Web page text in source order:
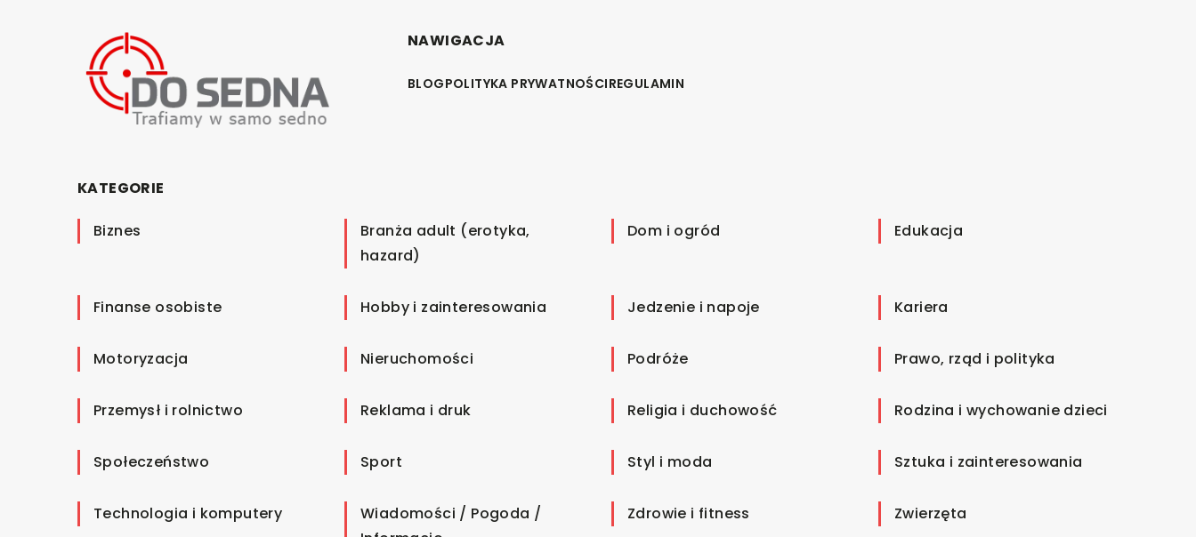
NAWIGACJA
BLOGPOLITYKA PRYWATNOŚCIREGULAMIN
KATEGORIE
Biznes
Branża adult (erotyka,
hazard)
Dom i ogród Edukacja
Finanse osobiste Hobby i zainteresowania Jedzenie i napoje Kariera
Motoryzacja Nieruchomości Podróże Prawo, rząd i polityka
Przemysł i rolnictwo Reklama i druk Religia i duchowość Rodzina i wychowanie dzieci
Społeczeństwo Sport Styl i moda Sztuka i zainteresowania
Technologia i komputery
Wiadomości / Pogoda /
Zdrowie i fitness Zwierzęta